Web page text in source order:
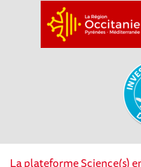
La plateforme Science(s)